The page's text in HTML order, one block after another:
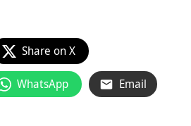
Share on X
WhatsApp Email